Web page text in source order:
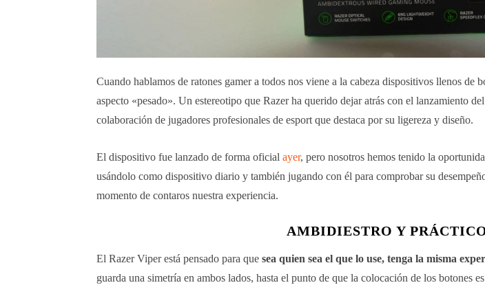
Cuando hablamos de ratones gamer a todos nos viene a la cabeza dispositivos llenos de
aspecto «pesado». Un estereotipo que Razer ha querido dejar atrás con el lanzamiento del
colaboración de jugadores profesionales de esport que destaca por su ligereza y diseño.
El dispositivo fue lanzado de forma oficial ayer, pero nosotros hemos tenido la
usándolo como dispositivo diario y también jugando con él para comprobar su
momento de contaros nuestra experiencia.
AMBIDIESTRO Y
El Razer Viper está pensado para que sea quien sea el que lo use, tenga la misma
guarda una simetría en ambos lados, hasta el punto de que la colocación de los botones